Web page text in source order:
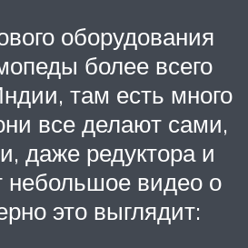
оборудования
более всего
там есть много
все делают сами,
даже редуктора и
небольшое видео о
это выглядит: